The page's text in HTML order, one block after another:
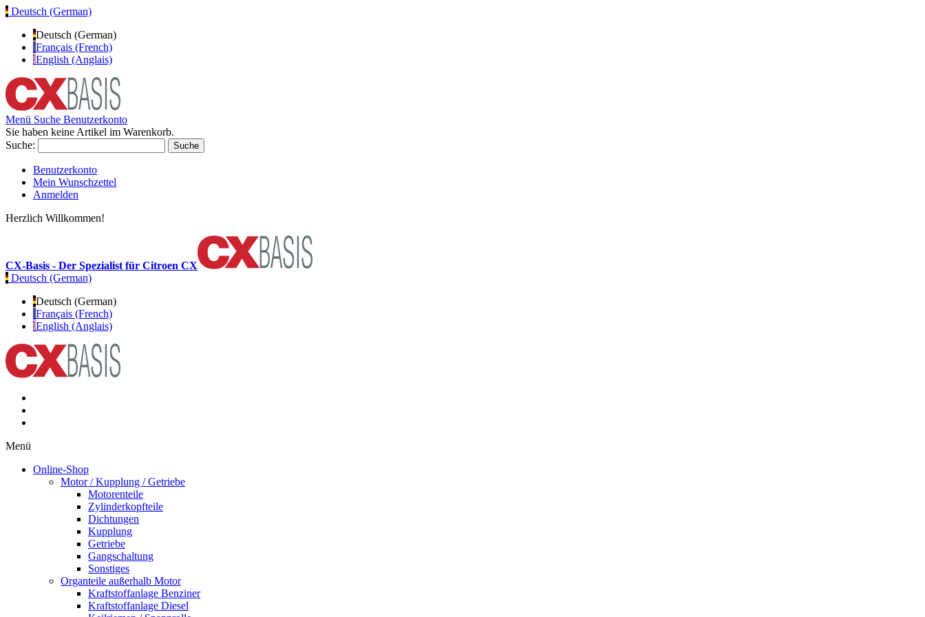
Deutsch (German)
Deutsch (German)
Français (French)
English (Anglais)
Menü Suche Benutzerkonto
Sie haben keine Artikel im Warenkorb.
Suche:
Suche
Benutzerkonto
Mein Wunschzettel
Anmelden
Herzlich Willkommen!
CX-Basis - Der Spezialist für Citroen CX
Deutsch (German)
Deutsch (German)
Français (French)
English (Anglais)
Menü
Online-Shop
Motor / Kupplung / Getriebe
Motorenteile
Zylinderkopfteile
Dichtungen
Kupplung
Getriebe
Gangschaltung
Sonstiges
Organteile außerhalb Motor
Kraftstoffanlage Benziner
Kraftstoffanlage Diesel